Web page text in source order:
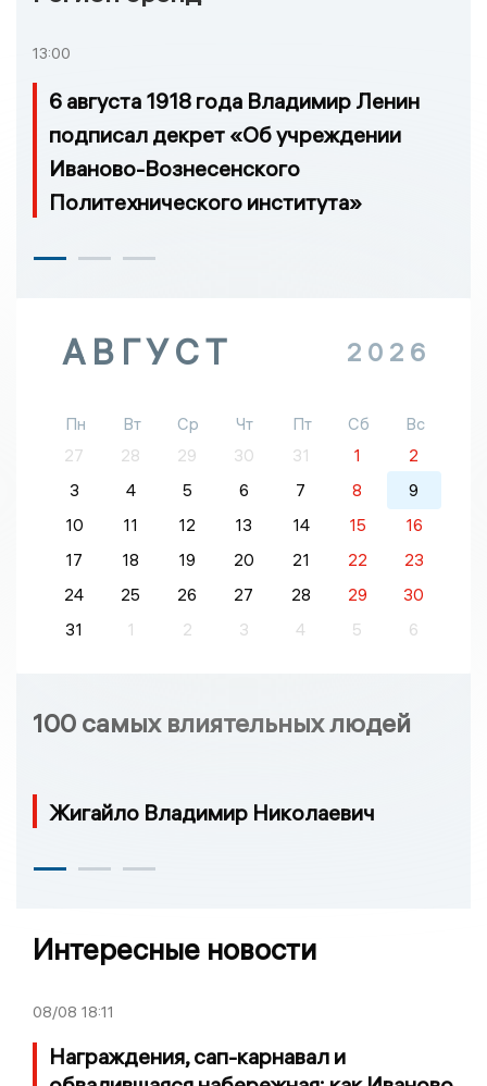
13:00
6 августа 1918 года Владимир Ленин
подписал декрет «Об учреждении
Иваново-Вознесенского
Политехнического института»
АВГУСТ 2026
Пн Вт Ср Чт Пт Сб
Вс
27
28 29 30 31 1
2
3
4 5 6 7 8
9
10
11 12 13 14 15
16
17
18 19 20 21 22
23
24
25 26 27 28 29
30
31
1 2 3 4 5 6
100 самых влиятельных людей
Жигайло Владимир Николаевич
Интересные новости
08/08 18:11
Награждения, сап-карнавал и